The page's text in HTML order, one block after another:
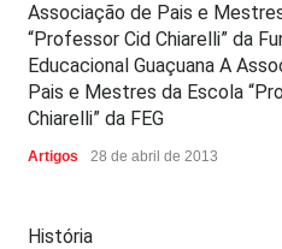
Associação de Pais e
“Professor Cid Chiarelli” da
Educacional Guaçuana A
Pais e Mestres da Escola
Chiarelli” da FEG
Artigos 28 de abril de 2013
História